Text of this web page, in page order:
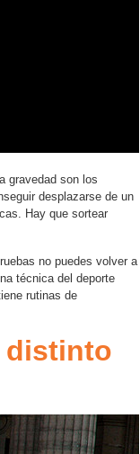
gravedad son los
desplazarse de un
Hay que sortear
no puedes volver a
técnica del deporte
rutinas de
distinto